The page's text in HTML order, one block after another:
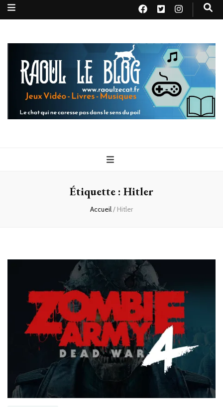
Raoul le
blog
Étiquette : Hitler
Accueil/ Hitler